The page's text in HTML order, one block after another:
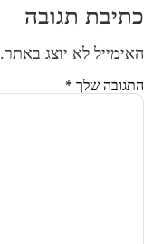
כתיבת תגובה
האימייל לא יוצג באתר.
התגובה שלך *